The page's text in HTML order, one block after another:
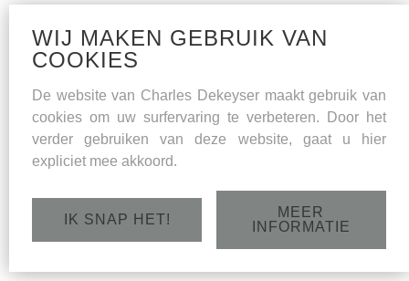
WIJ MAKEN GEBRUIK VAN
COOKIES
De website van Charles Dekeyser maakt gebruik van
cookies om uw surfervaring te verbeteren. Door het
verder gebruiken van deze website, gaat u hier
expliciet mee akkoord.
IK SNAP HET!
MEER
INFORMATIE